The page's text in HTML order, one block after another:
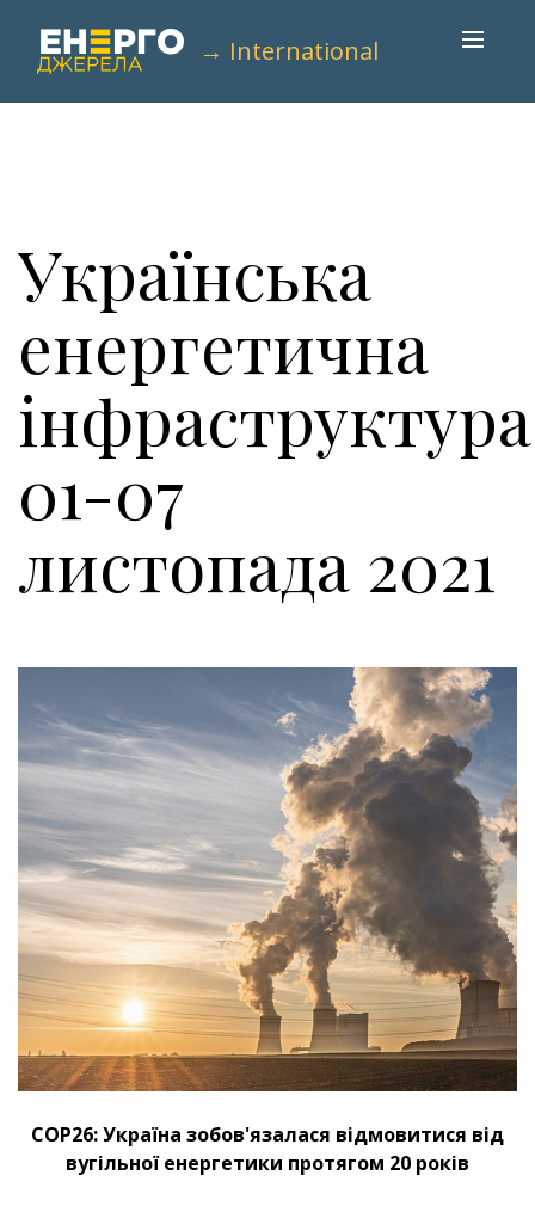
→ International
Українська
енергетична
01-07
листопада 2021
COP26: Україна зобов'язалася відмовитися від
вугільної енергетики протягом 20 років